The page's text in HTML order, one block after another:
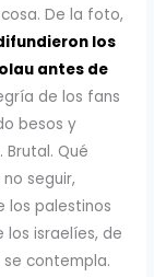
De la foto,
los
antes de
de los fans
besos y
Qué
seguir,
los palestinos
los israelíes, de
se contempla.